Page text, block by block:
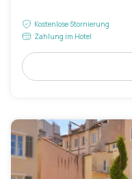
Kostenlose Stornierung
Zahlung im Hotel